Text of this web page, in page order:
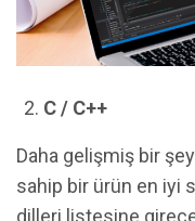
C / C++
Daha gelişmiş bir
sahip bir ürün en iyi
dilleri listesine